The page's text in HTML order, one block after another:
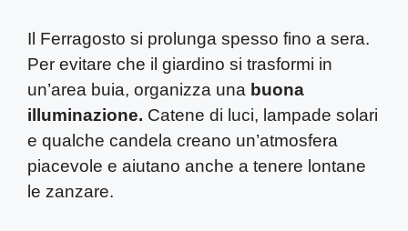
Il Ferragosto si prolunga spesso fino a sera.
Per evitare che il giardino si trasformi in
un’area buia, organizza una buona
illuminazione. Catene di luci, lampade solari
e qualche candela creano un’atmosfera
piacevole e aiutano anche a tenere lontane
le zanzare.